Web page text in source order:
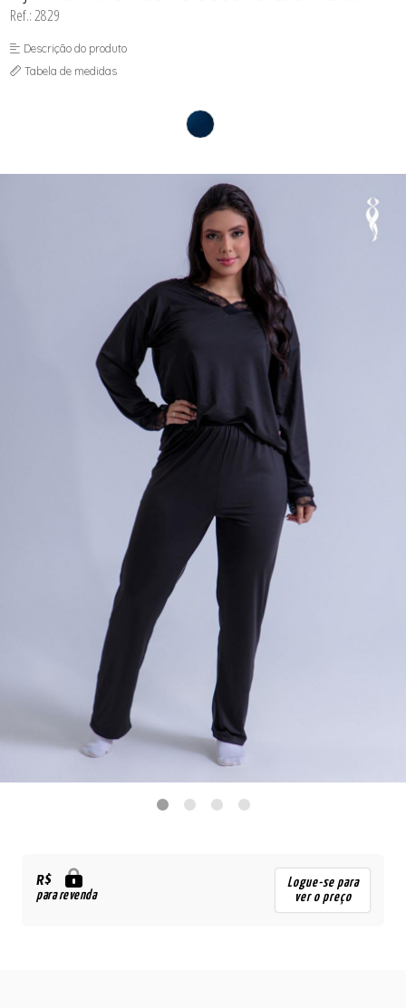
Ref.: 2829
Descrição do produto
Tabela de medidas
R$
para revenda
Logue-se para
ver o preço